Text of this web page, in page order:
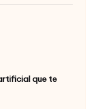
que te